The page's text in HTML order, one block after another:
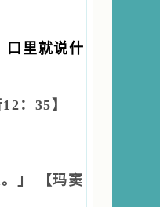
口里就说什
12：35 】
」 【玛窦